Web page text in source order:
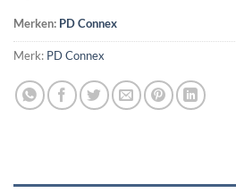
Merken: PD Connex
Merk: PD Connex